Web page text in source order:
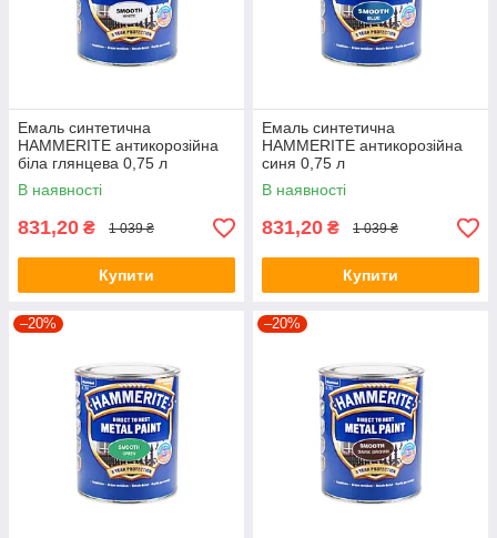
Емаль синтетична
HAMMERITE антикорозійна
біла глянцева 0,75 л
В наявності
831,20 ₴ 1 039 ₴
Купити
Емаль синтетична
HAMMERITE антикорозійна
синя 0,75 л
В наявності
831,20 ₴ 1 039 ₴
Купити
–20% –20%